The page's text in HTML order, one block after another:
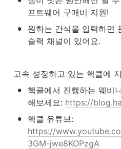
프트웨어 구매비 지원!
•
원하는 간식을 입력하면
슬랙 채널이 있어요.
고속 성장하고 있는 핵클에
•
핵클에서 진행하는 웨비
해보세요: https://
•
https://
3GM-jwe8KOPzgA